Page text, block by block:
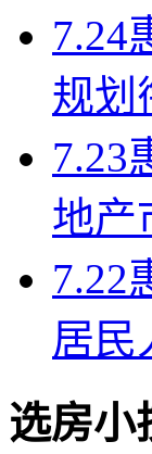
7.24
规划
7.23
地产
7.22
居民
选房小